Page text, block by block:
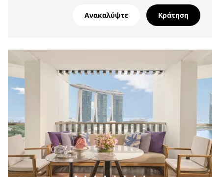
Ανακαλύψτε Κράτηση